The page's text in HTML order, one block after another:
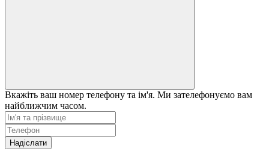
Вкажіть ваш номер телефону та ім'я. Ми зателефонуємо вам
найближчим часом.
Надіслати